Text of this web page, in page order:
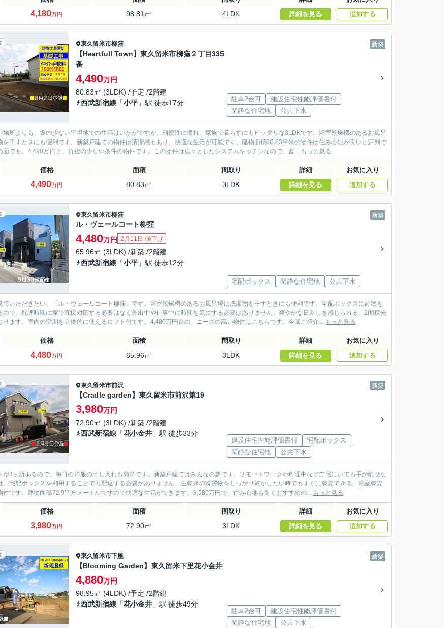
4,180万円 98.81㎡ 4LDK 詳細を見る 追加する
新築
東久留米市柳窪
【Heartfull Town】東久留米市柳窪２丁目335
番
4,490万円
80.83㎡ (3LDK) /予定 /2階建
西武新宿線 「小平 」駅 徒歩17分 駐車2台可
建設住宅性能評価書付
閑静な住宅地
公共下水
場所よりも、坂の少ない平坦地での生活はいかがですか。利便性に優れ、家族で暮らすにもピッタリな3LDKです。浴室乾燥機のあるお風呂
を干すときにも便利です。新築戸建ての物件は清潔感もあり、快適な生活が可能です。建物面積80.83平米の物件は住み心地が良いと評判で
面でも、4,490万円と、負担の少ない条件の物件です。この物件は広々としたシステムキッチンなので、普... もっと見る
価格 面積 間取り 詳細 お気に入り
4,490万円 80.83㎡ 3LDK 詳細を見る 追加する
新築
東久留米市柳窪
ル・ヴェールコート柳窪
4,480万円 2月11日 値下げ
65.96㎡ (3LDK) /新築 /2階建
西武新宿線 「小平 」駅 徒歩12分
宅配ボックス 閑静な住宅地 公共下水
ていただきたい、「ル・ヴェールコート柳窪」です。浴室乾燥機のあるお風呂場は洗濯物を干すときにも便利です。宅配ボックスに荷物を
ので、配達時間に家で直接対応する必要はなく外出中や仕事中に時間を気にする必要はありません。爽やかな日差しを感じられる、2面採光
ります。室内の空間を立体的に使えるロフト付です。4,480万円台の、ニーズの高い物件はこちらです。今回ご紹介... もっと見る
価格 面積 間取り 詳細 お気に入り
4,480万円 65.96㎡ 3LDK 詳細を見る 追加する
新築
東久留米市前沢
【Cradle garden】東久留米市前沢第19
3,980万円
72.90㎡ (3LDK) /新築 /2階建
西武新宿線 「花小金井 」駅 徒歩33分
建設住宅性能評価書付
宅配ボックス
閑静な住宅地
公共下水
が3ヶ所あるので、毎日の洋服の出し入れも簡単です。新築戸建てはみんなの夢です。リモートワークや料理中など自宅にいても手が離せな
、宅配ボックスを利用することで再配達する必要がありません。生乾きの洗濯物をしっかり乾かしたい時でもすぐに乾燥できる、浴室乾燥
件です。建物面積72.9平方メートルですので快適な生活ができます。3,980万円で、住み心地も良くおすすめの... もっと見る
価格 面積 間取り 詳細 お気に入り
3,980万円 72.90㎡ 3LDK 詳細を見る 追加する
新築
東久留米市下里
【Blooming Garden】東久留米下里花小金井
4,880万円
98.95㎡ (4LDK) /予定 /2階建
西武新宿線 「花小金井 」駅 徒歩49分
駐車2台可
建設住宅性能評価書付
閑静な住宅地
公共下水